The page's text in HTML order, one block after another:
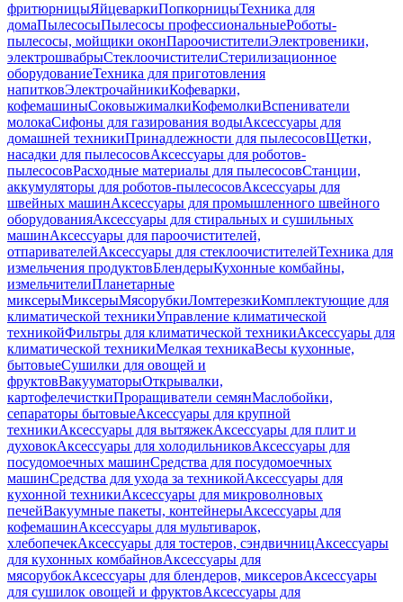
фритюрницыЯйцеваркиПопкорницыТехника для
домаПылесосыПылесосы профессиональныеРоботы-
пылесосы, мойщики оконПароочистителиЭлектровеники,
электрошвабрыСтеклоочистителиСтерилизационное
оборудованиеТехника для приготовления
напитковЭлектрочайникиКофеварки,
кофемашиныСоковыжималкиКофемолкиВспениватели
молокаСифоны для газирования водыАксессуары для
домашней техникиПринадлежности для пылесосовЩетки,
насадки для пылесосовАксессуары для роботов-
пылесосовРасходные материалы для пылесосовСтанции,
аккумуляторы для роботов-пылесосовАксессуары для
швейных машинАксессуары для промышленного швейного
оборудованияАксессуары для стиральных и сушильных
машинАксессуары для пароочистителей,
отпаривателейАксессуары для стеклоочистителейТехника для
измельчения продуктовБлендерыКухонные комбайны,
измельчителиПланетарные
миксерыМиксерыМясорубкиЛомтерезкиКомплектующие для
климатической техникиУправление климатической
техникойФильтры для климатической техникиАксессуары для
климатической техникиМелкая техникаВесы кухонные,
бытовыеСушилки для овощей и
фруктовВакууматорыОткрывалки,
картофелечисткиПроращиватели семянМаслобойки,
сепараторы бытовыеАксессуары для крупной
техникиАксессуары для вытяжекАксессуары для плит и
духовокАксессуары для холодильниковАксессуары для
посудомоечных машинСредства для посудомоечных
машинСредства для ухода за техникойАксессуары для
кухонной техникиАксессуары для микроволновых
печейВакуумные пакеты, контейнерыАксессуары для
кофемашинАксессуары для мультиварок,
хлебопечекАксессуары для тостеров, сэндвичницАксессуары
для кухонных комбайновАксессуары для
мясорубокАксессуары для блендеров, миксеровАксессуары
для сушилок овощей и фруктовАксессуары для